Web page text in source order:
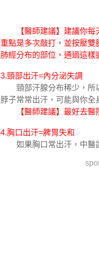
【醫師建議】建議你
重點是多次敲打，並按壓雙
肺經分布的部位，通過這樣
3.頸部出汗=內分泌失調
頸部汗腺分布稀少，所
脖子常常出汗，可能與你全
【醫師建議】最好去
4.胸口出汗=脾胃失和
如果胸口常出汗，中醫